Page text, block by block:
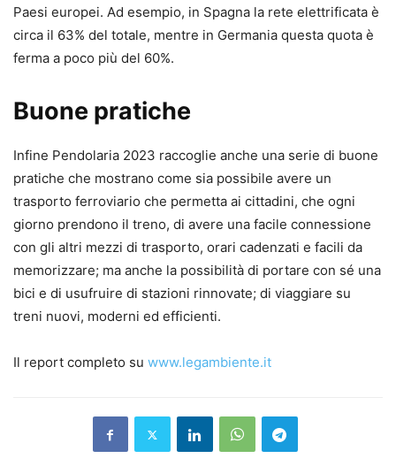
Paesi europei. Ad esempio, in Spagna la rete elettrificata è
circa il 63% del totale, mentre in Germania questa quota è
ferma a poco più del 60%.
Buone pratiche
Infine Pendolaria 2023 raccoglie anche una serie di buone
pratiche che mostrano come sia possibile avere un
trasporto ferroviario che permetta ai cittadini, che ogni
giorno prendono il treno, di avere una facile connessione
con gli altri mezzi di trasporto, orari cadenzati e facili da
memorizzare; ma anche la possibilità di portare con sé una
bici e di usufruire di stazioni rinnovate; di viaggiare su
treni nuovi, moderni ed efficienti.
Il report completo su www.legambiente.it